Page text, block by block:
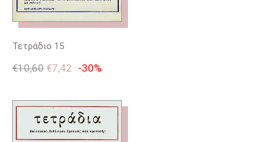
Τετράδιο 15
€10,60 €7,42 -30%